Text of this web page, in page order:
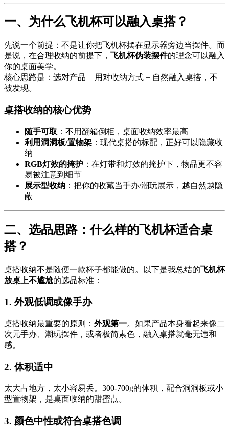
一、为什么飞机杯可以融入桌搭？
先说一个前提：不是让你把飞机杯摆在显示器旁边当摆件。而
是说，在合理收纳的前提下， 飞机杯伪装摆件的理念可以融入
你的桌面美学。
核心思路是：选对产品 + 用对收纳方式 = 自然融入桌搭，不
被发现。
桌搭收纳的核心优势
随手可取 ：不用翻箱倒柜，桌面收纳效率最高
利用洞洞板/置物架 ：现代桌搭的标配，正好可以隐藏收
纳
RGB灯效的掩护 ：在灯带和灯效的掩护下，物品更不容
易被注意到细节
展示型收纳 ：把你的收藏当手办/潮玩展示，越自然越隐
蔽
二、选品思路：什么样的飞机杯适合桌
搭？
桌搭收纳不是随便一款杯子都能做的。以下是我总结的飞机杯
放桌上不尴尬的选品标准：
1. 外观低调或像手办
桌搭收纳最重要的原则： 外观第一。如果产品本身看起来像二
次元手办、潮玩摆件，或者极简素色，融入桌搭就毫无违和
感。
2. 体积适中
太大占地方，太小容易丢。300-700g的体积，配合洞洞板或小
型置物架，是桌面收纳的甜蜜点。
3. 颜色中性或符合桌搭色调